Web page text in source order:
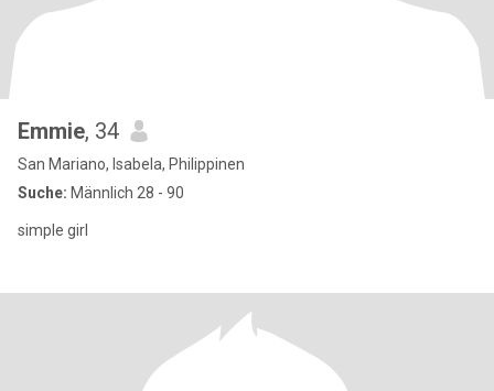
Emmie, 34
San Mariano, Isabela, Philippinen
Suche: Männlich 28 - 90
simple girl